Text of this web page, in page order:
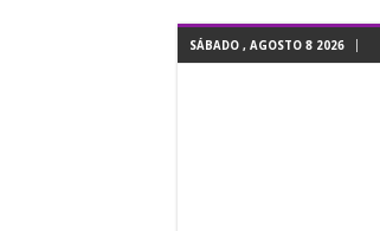
SÁBADO , AGOSTO 8 2026